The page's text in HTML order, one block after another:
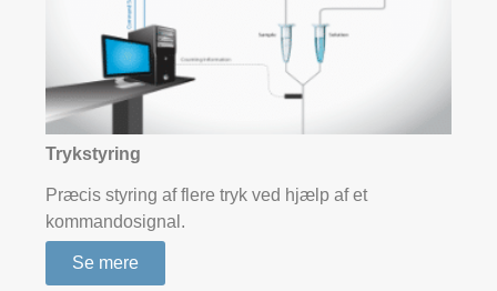
Trykstyring
Præcis styring af flere tryk ved hjælp af et
kommandosignal.
Se mere